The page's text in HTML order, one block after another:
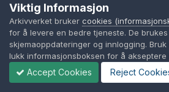
Viktig Informasjon
Arkivverket bruker cookies
for å levere en bedre tjeneste. De brukes
skjemaoppdateringer og innlogging.
lukk informasjonsboksen for å akseptere
Accept Cookies Reject